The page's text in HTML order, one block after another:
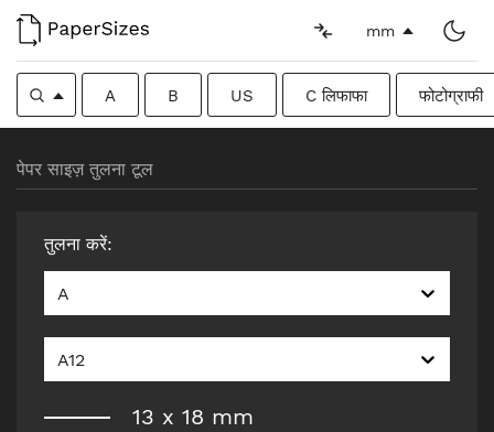
mm
A B US C लिफाफा फोटोग्राफी
पेपर साइज़ तुलना टूल
तुलना करें:
A
A12
13 x 18 mm